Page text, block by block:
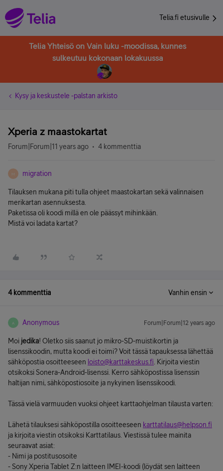
Telia.fi etusivulle
Telia Yhteisö on Vain luku -moodissa, kunnes
sulkeutuu kokonaan lokakuussa
Kysy ja keskustele -palstan arkisto
Xperia z maastokartat
Forum|Forum|11 years ago 4 kommenttia
M migration
Tilauksen mukana piti tulla ohjeet maastokartan sekä valinnaisen
merikartan asennuksesta.
Paketissa oli koodi millä en ole päässyt mihinkään.
Mistä voi ladata kartat?
4 kommenttia Vanhin ensin
A Anonymous Forum|Forum|12 years ago
Moi jedika! Oletko siis saanut jo mikro-SD-muistikortin ja
lisenssikoodin, mutta koodi ei toimi? Voit tässä tapauksessa lähettää
sähköpostia osoitteeseen loisto@karttakeskus.fi . Kirjoita viestin
otsikoksi Sonera-Android-lisenssi. Kerro sähköpostissa lisenssin
haltijan nimi, sähköpostiosoite ja nykyinen lisenssikoodi.
Tässä vielä varmuuden vuoksi ohjeet karttaohjelman tilausta varten:
Lähetä tilauksesi sähköpostilla osoitteeseen karttatilaus@helpson.fi
ja kirjoita viestin otsikoksi Karttatilaus. Viestissä tulee mainita
seuraavat asiat:
- Nimi ja postitusosoite
- Sony Xperia Tablet Z:n laitteen IMEI-koodi (löydät sen laitteen